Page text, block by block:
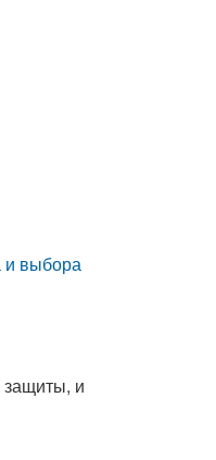
и выбора
защиты, и